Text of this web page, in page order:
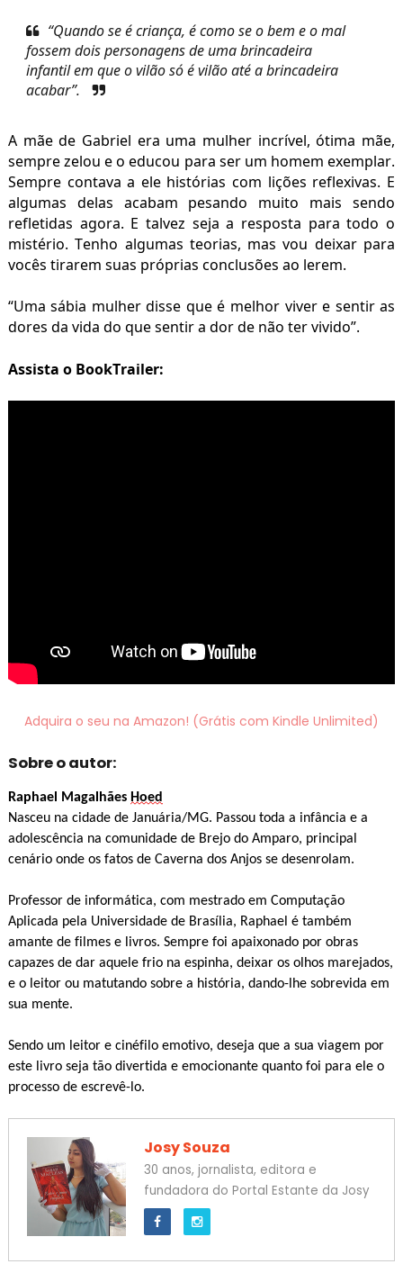
“Quando se é criança, é como se o bem e o mal
fossem dois personagens de uma brincadeira
infantilem que o vilão só é vilão até a brincadeira
acabar”.
A mãe de Gabriel era uma mulher incrível, ótima mãe,
sempre zelou e o educou para ser um homem exemplar.
Sempre contava a ele histórias com lições reflexivas. E
algumas delas acabam pesando muito mais sendo
refletidas agora. E talvez seja a resposta para todo o
mistério. Tenho algumas teorias, mas vou deixar para
vocês tirarem suas próprias conclusões ao lerem.
“Uma sábia mulher disse que é melhor viver e sentir as
dores da vida do que sentir a dor de não ter vivido”.
Assista o BookTrailer:
Adquira o seu na Amazon! (Grátis com Kindle Unlimited)
Sobre o autor:
Raphael Magalhães Hoed
Nasceu na cidade de Januária/MG. Passou toda a infância e a
adolescência na comunidade de Brejo do Amparo, principal
cenário onde os fatos de Caverna dos Anjos se desenrolam.
Professor de informática, com mestrado em Computação
Aplicada pela Universidade de Brasília, Raphael é também
amante de filmes e livros. Sempre foi apaixonado por obras
capazes de dar aquele frio na espinha, deixar os olhos marejados,
e o leitor ou matutando sobre a história, dando-lhe sobrevida em
sua mente.
Sendo um leitor e cinéfilo emotivo, deseja que a sua viagem por
este livro seja tão divertida e emocionante quanto foi para ele o
processo de escrevê-lo.
Josy Souza
30 anos, jornalista, editora e
fundadora do Portal Estante da Josy